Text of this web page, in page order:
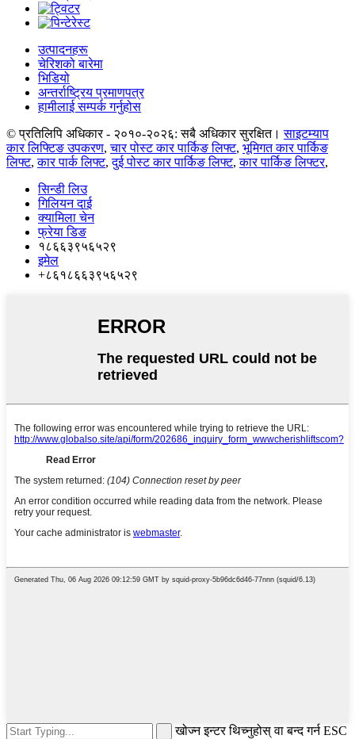
उत्पादनहरू
चेरिशको बारेमा
भिडियो
अन्तर्राष्ट्रिय प्रमाणपत्र
हामीलाई सम्पर्क गर्नुहोस
© प्रतिलिपि अधिकार - २०१०-२०२६: सबै अधिकार सुरक्षित। साइटम्याप
कार लिफ्टिङ उपकरण,चार पोस्ट कार पार्किङ लिफ्ट, भूमिगत कार पार्किङ
लिफ्ट,कार पार्क लिफ्ट,दुई पोस्ट कार पार्किङ लिफ्ट,कार पार्किङ लिफ्टर,
सिन्डी लिउ
गिलियन दाई
क्यामिला चेन
फ्रेया डिङ
१८६६३९५६५२९
इमेल
+८६१८६६३९५६५२९
खोज्न इन्टर थिच्नुहोस् वा बन्द गर्न ESC